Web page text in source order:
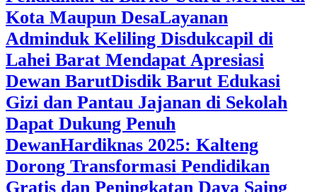
Kota Maupun DesaLayanan
Adminduk Keliling Disdukcapil di
Lahei Barat Mendapat Apresiasi
Dewan BarutDisdik Barut Edukasi
Gizi dan Pantau Jajanan di Sekolah
Dapat Dukung Penuh
DewanHardiknas 2025: Kalteng
Dorong Transformasi Pendidikan
Gratis dan Peningkatan Daya Saing